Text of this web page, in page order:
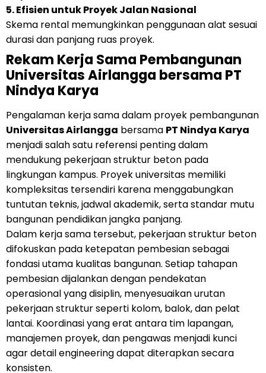
5. Efisien untuk Proyek Jalan Nasional
Skema rental memungkinkan penggunaan alat sesuai
durasi dan panjang ruas proyek.
Rekam Kerja Sama Pembangunan
Universitas Airlangga bersama PT
Nindya Karya
Pengalaman kerja sama dalam proyek pembangunan
Universitas Airlangga bersama PT Nindya Karya
menjadi salah satu referensi penting dalam
mendukung pekerjaan struktur beton pada
lingkungan kampus. Proyek universitas memiliki
kompleksitas tersendiri karena menggabungkan
tuntutan teknis, jadwal akademik, serta standar mutu
bangunan pendidikan jangka panjang.
Dalam kerja sama tersebut, pekerjaan struktur beton
difokuskan pada ketepatan pembesian sebagai
fondasi utama kualitas bangunan. Setiap tahapan
pembesian dijalankan dengan pendekatan
operasional yang disiplin, menyesuaikan urutan
pekerjaan struktur seperti kolom, balok, dan pelat
lantai. Koordinasi yang erat antara tim lapangan,
manajemen proyek, dan pengawas menjadi kunci
agar detail engineering dapat diterapkan secara
konsisten.